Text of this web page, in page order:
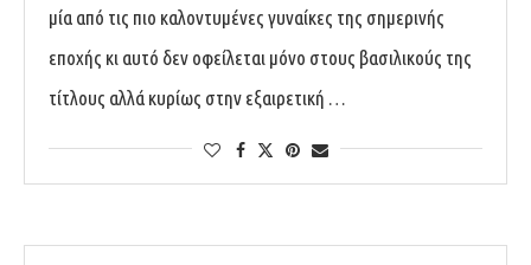
μία από τις πιο καλοντυμένες γυναίκες της σημερινής
εποχής κι αυτό δεν οφείλεται μόνο στους βασιλικούς της
τίτλους αλλά κυρίως στην εξαιρετική …